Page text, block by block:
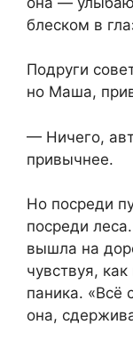
блеском в
Подруги
но Маша,
— Ничего,
привычнее.
Но посреди
посреди
вышла на
чувствуя,
паника. «Всё
она,